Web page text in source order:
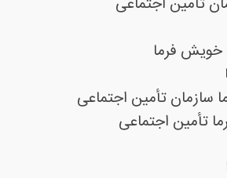
خویش فرما
سازمان تأمین اجتماعی
تأمین اجتماعی